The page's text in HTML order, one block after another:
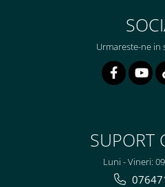
Urmareste-ne in
SUPORT
Luni - Vineri: